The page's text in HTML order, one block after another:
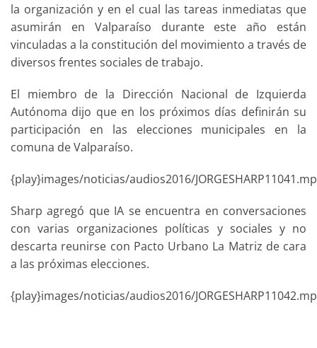
la organización y en el cual las tareas inmediatas que
asumirán en Valparaíso durante este año están
vinculadas a la constitución del movimiento a través de
diversos frentes sociales de trabajo.
El miembro de la Dirección Nacional de Izquierda
Autónoma dijo que en los próximos días definirán su
participación en las elecciones municipales en la
comuna de Valparaíso.
{play}images/noticias/audios2016/
Sharp agregó que IA se encuentra en conversaciones
con varias organizaciones políticas y sociales y no
descarta reunirse con Pacto Urbano La Matriz de cara
a las próximas elecciones.
{play}images/noticias/audios2016/